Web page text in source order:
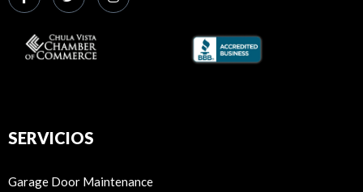
SERVICIOS
Garage Door Maintenance